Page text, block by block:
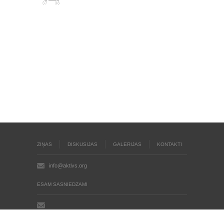
ZIŅAS DISKUSIJAS GALERIJAS KONTAKTI
info@aktivs.org
ESAM SASNIEDZAMI